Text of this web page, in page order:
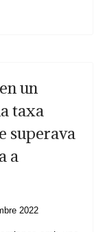
un
taxa
superava
a
2022